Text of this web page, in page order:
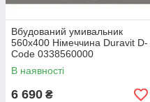
Вбудований умивальник
560х400 Німеччина Duravit D-
Code 0338560000
В наявності
6 690 ₴